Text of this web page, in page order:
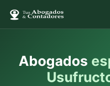
Abogados